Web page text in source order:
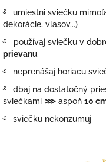
࿔
umiestni sviečku
dekorácie, vlasov...)
࿔ používaj sviečku v
prievanu
࿔
neprenášaj horiacu
࿔
dbaj na dostatočný
sviečkami ⋙ aspoň 10
࿔
sviečku nekonzumuj